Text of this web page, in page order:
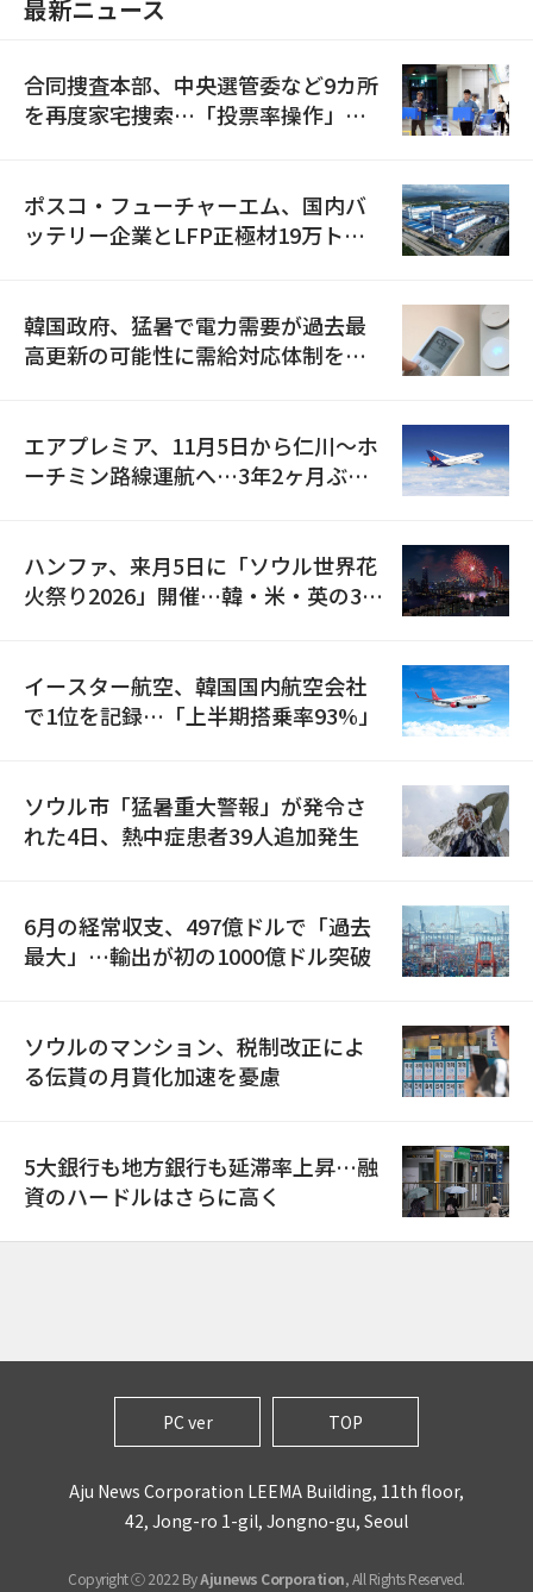
最新ニュース
合同捜査本部、中央選管委など9カ所
を再度家宅捜索…「投票率操作」の
ポスコ・フューチャーエム、国内バ
ッテリー企業とLFP正極材19万トン
韓国政府、猛暑で電力需要が過去最
高更新の可能性に需給対応体制を点
エアプレミア、11月5日から仁川〜ホ
ーチミン路線運航へ…3年2ヶ月ぶり
ハンファ、来月5日に「ソウル世界花
火祭り2026」開催…韓・米・英の3カ
イースター航空、韓国国内航空会社
で1位を記録…「上半期搭乗率93%」
ソウル市「猛暑重大警報」が発令さ
れた4日、熱中症患者39人追加発生
6月の経常収支、497億ドルで「過去
最大」…輸出が初の1000億ドル突破
ソウルのマンション、税制改正によ
る伝貰の月貰化加速を憂慮
5大銀行も地方銀行も延滞率上昇…融
資のハードルはさらに高く
PC ver TOP
Aju News Corporation LEEMA Building, 11th floor,
42, Jong-ro 1-gil, Jongno-gu, Seoul
Copyright ⓒ 2022 ByAjunews Corporation, All Rights Reserved.